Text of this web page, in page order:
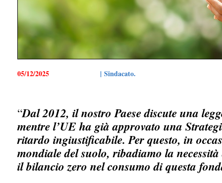
05/12/2025 | Sindacato.
“Dal 2012, il nostro Paese discute una
mentre l’UE ha già approvato una
ritardo ingiustificabile. Per questo, in
mondiale del suolo, ribadiamo la
il bilancio zero nel consumo di questa